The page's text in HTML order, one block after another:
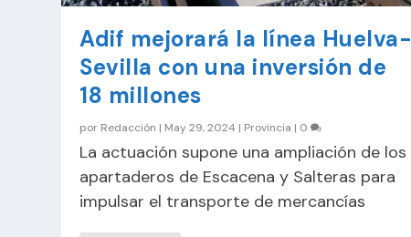
Adif mejorará la línea Huelva-
Sevilla con una inversión de
18 millones
por Redacción | May 29, 2024 | Provincia | 0
La actuación supone una ampliación de los
apartaderos de Escacena y Salteras para
impulsar el transporte de mercancías